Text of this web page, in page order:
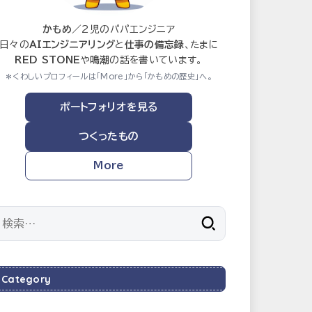
かもめ ／2児のパパエンジニア
日々のAIエンジニアリングと 仕事の備忘録、たまに
RED STONEや 鳴潮 の話を書いています。
＊くわしいプロフィールは「More」から「かもめの歴史」へ。
ポートフォリオを見る
つくったもの
More
Category